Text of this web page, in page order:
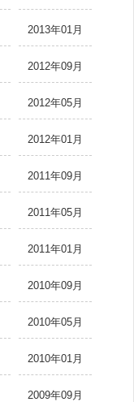
2013年01月
2012年09月
2012年05月
2012年01月
2011年09月
2011年05月
2011年01月
2010年09月
2010年05月
2010年01月
2009年09月